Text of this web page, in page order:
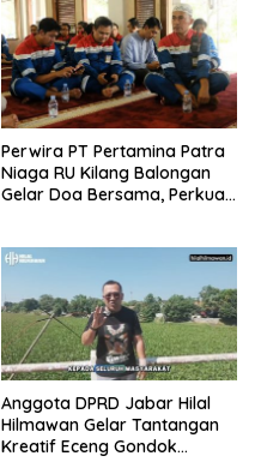
Perwira PT Pertamina Patra
Niaga RU Kilang Balongan
Gelar Doa Bersama, Perkuat
Anggota DPRD Jabar Hilal
Hilmawan Gelar Tantangan
Kreatif Eceng Gondok